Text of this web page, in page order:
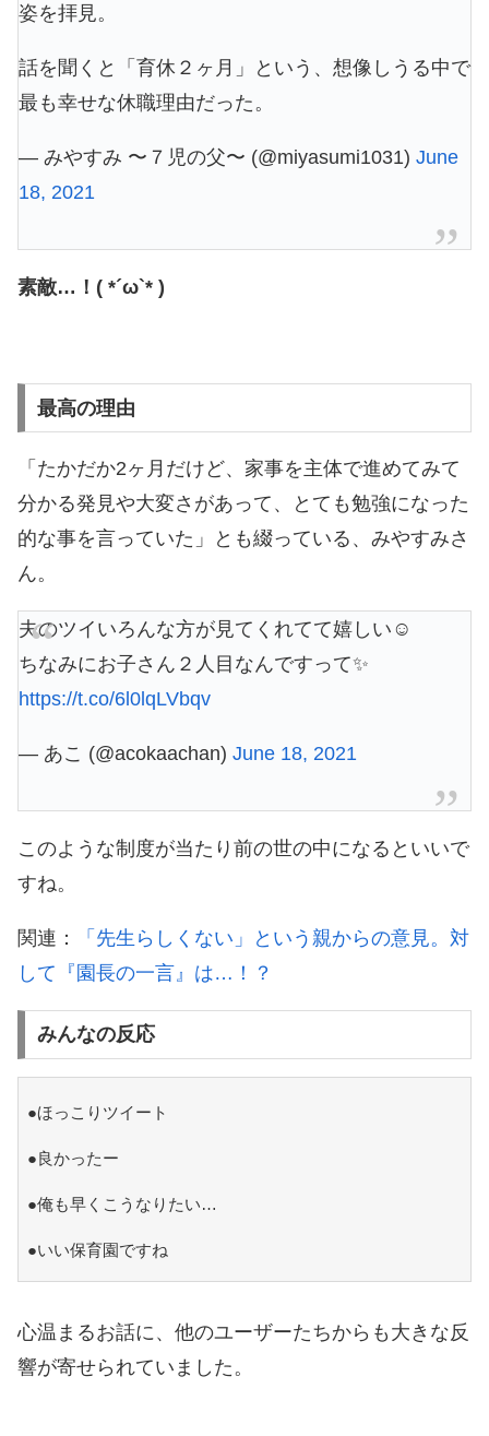
姿を拝見。
話を聞くと「育休２ヶ月」という、想像しうる中で
最も幸せな休職理由だった。
— みやすみ 〜７児の父〜 (@miyasumi1031) June
18, 2021
素敵…！( *´ω`* )
最高の理由
「たかだか2ヶ月だけど、家事を主体で進めてみて
分かる発見や大変さがあって、とても勉強になった
的な事を言っていた」とも綴っている、みやすみさ
ん。
夫のツイいろんな方が見てくれてて嬉しい☺️
ちなみにお子さん２人目なんですって✨
https://t.co/6l0lqLVbqv
— あこ (@acokaachan) June 18, 2021
このような制度が当たり前の世の中になるといいで
すね。
関連：
「先生らしくない」という親からの意見。対
して『園長の一言』は…！？
みんなの反応
●ほっこりツイート
●良かったー
●俺も早くこうなりたい…
●いい保育園ですね
心温まるお話に、他のユーザーたちからも大きな反
響が寄せられていました。